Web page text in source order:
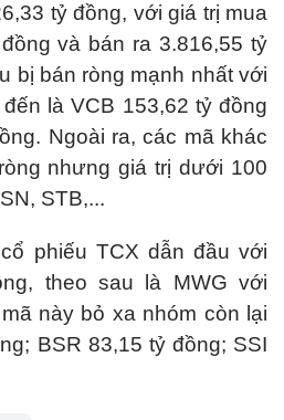
tỷ đồng, với giá trị mua
và bán ra 3.816,55 tỷ
bị bán ròng mạnh nhất với
là VCB 153,62 tỷ đồng
Ngoài ra, các mã khác
nhưng giá trị dưới 100
STB,...
phiếu TCX dẫn đầu với
theo sau là MWG với
này bỏ xa nhóm còn lại
BSR 83,15 tỷ đồng; SSI